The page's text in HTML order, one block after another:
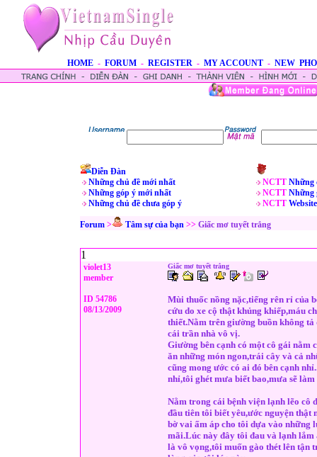
HOME - FORUM - REGISTER - MY ACCOUNT - NEW
Diễn Đàn
Những chủ đề mới nhất
Những góp ý mới nhất
Những chủ đề chưa góp ý
NCTT Những
NCTT Những
NCTT Website
Forum > Tâm sự của bạn >> Giấc mơ tuyết trắng
1
violet13
member
ID 54786
08/13/2009
Giấc mơ tuyết trắng
Mùi thuốc nồng nặc,tiếng rên rỉ của
cứu do xe cộ thật khủng khiếp,máu
thiết.Nằm trên giường buồn không
cái trần nhà vô vị.
Giường bên cạnh có một cô gái nằm
ăn những món ngon,trái cây và cả
cũng mong ước có ai đó bên cạnh
nhỉ,tôi ghét mưa biết bao,mưa sẽ làm
Nằm trong cái bệnh viện lạnh lẽo cô
đầu tiên tôi biết yêu,ước nguyện thật
bờ vai ấm áp cho tôi dựa vào những
mãi.Lúc này đây tôi đau và lạnh lắm
là vô vọng,tôi muốn gào thét lên tận